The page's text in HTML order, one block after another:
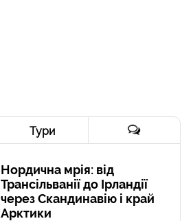
Тури
Нордична мрія: від
Трансільванії до Ірландії
через Скандинавію і край
Арктики